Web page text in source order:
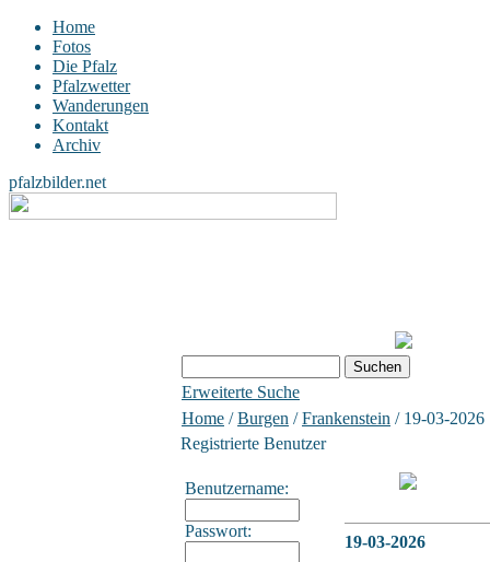
Home
Fotos
Die Pfalz
Pfalzwetter
Wanderungen
Kontakt
Archiv
pfalzbilder.net
Erweiterte Suche
Home /Burgen /Frankenstein / 19-03-2026
Registrierte Benutzer
Benutzername:
Passwort:
19-03-2026